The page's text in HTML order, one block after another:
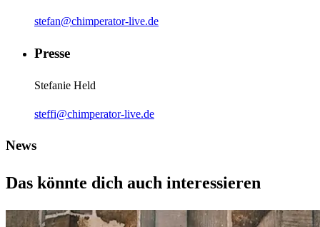
stefan@chimperator-live.de
Presse
Stefanie Held
steffi@chimperator-live.de
News
Das könnte dich auch interessieren